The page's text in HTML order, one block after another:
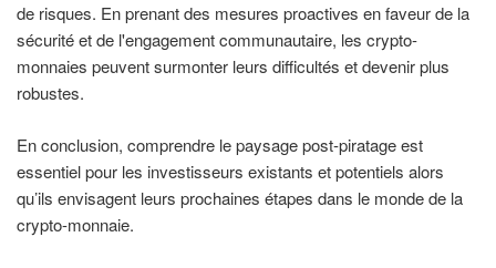
de risques. En prenant des mesures proactives en faveur de la
sécurité et de l'engagement communautaire, les crypto-
monnaies peuvent surmonter leurs difficultés et devenir plus
robustes.
En conclusion, comprendre le paysage post-piratage est
essentiel pour les investisseurs existants et potentiels alors
qu’ils envisagent leurs prochaines étapes dans le monde de la
crypto-monnaie.